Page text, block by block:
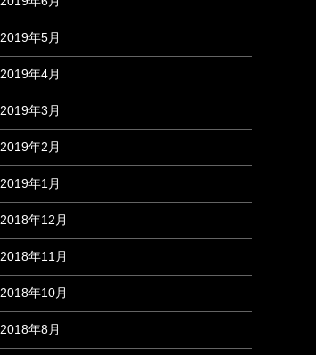
2019年5月
2019年4月
2019年3月
2019年2月
2019年1月
2018年12月
2018年11月
2018年10月
2018年8月